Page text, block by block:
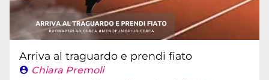
Arriva al traguardo e prendi fiato
Chiara Premoli